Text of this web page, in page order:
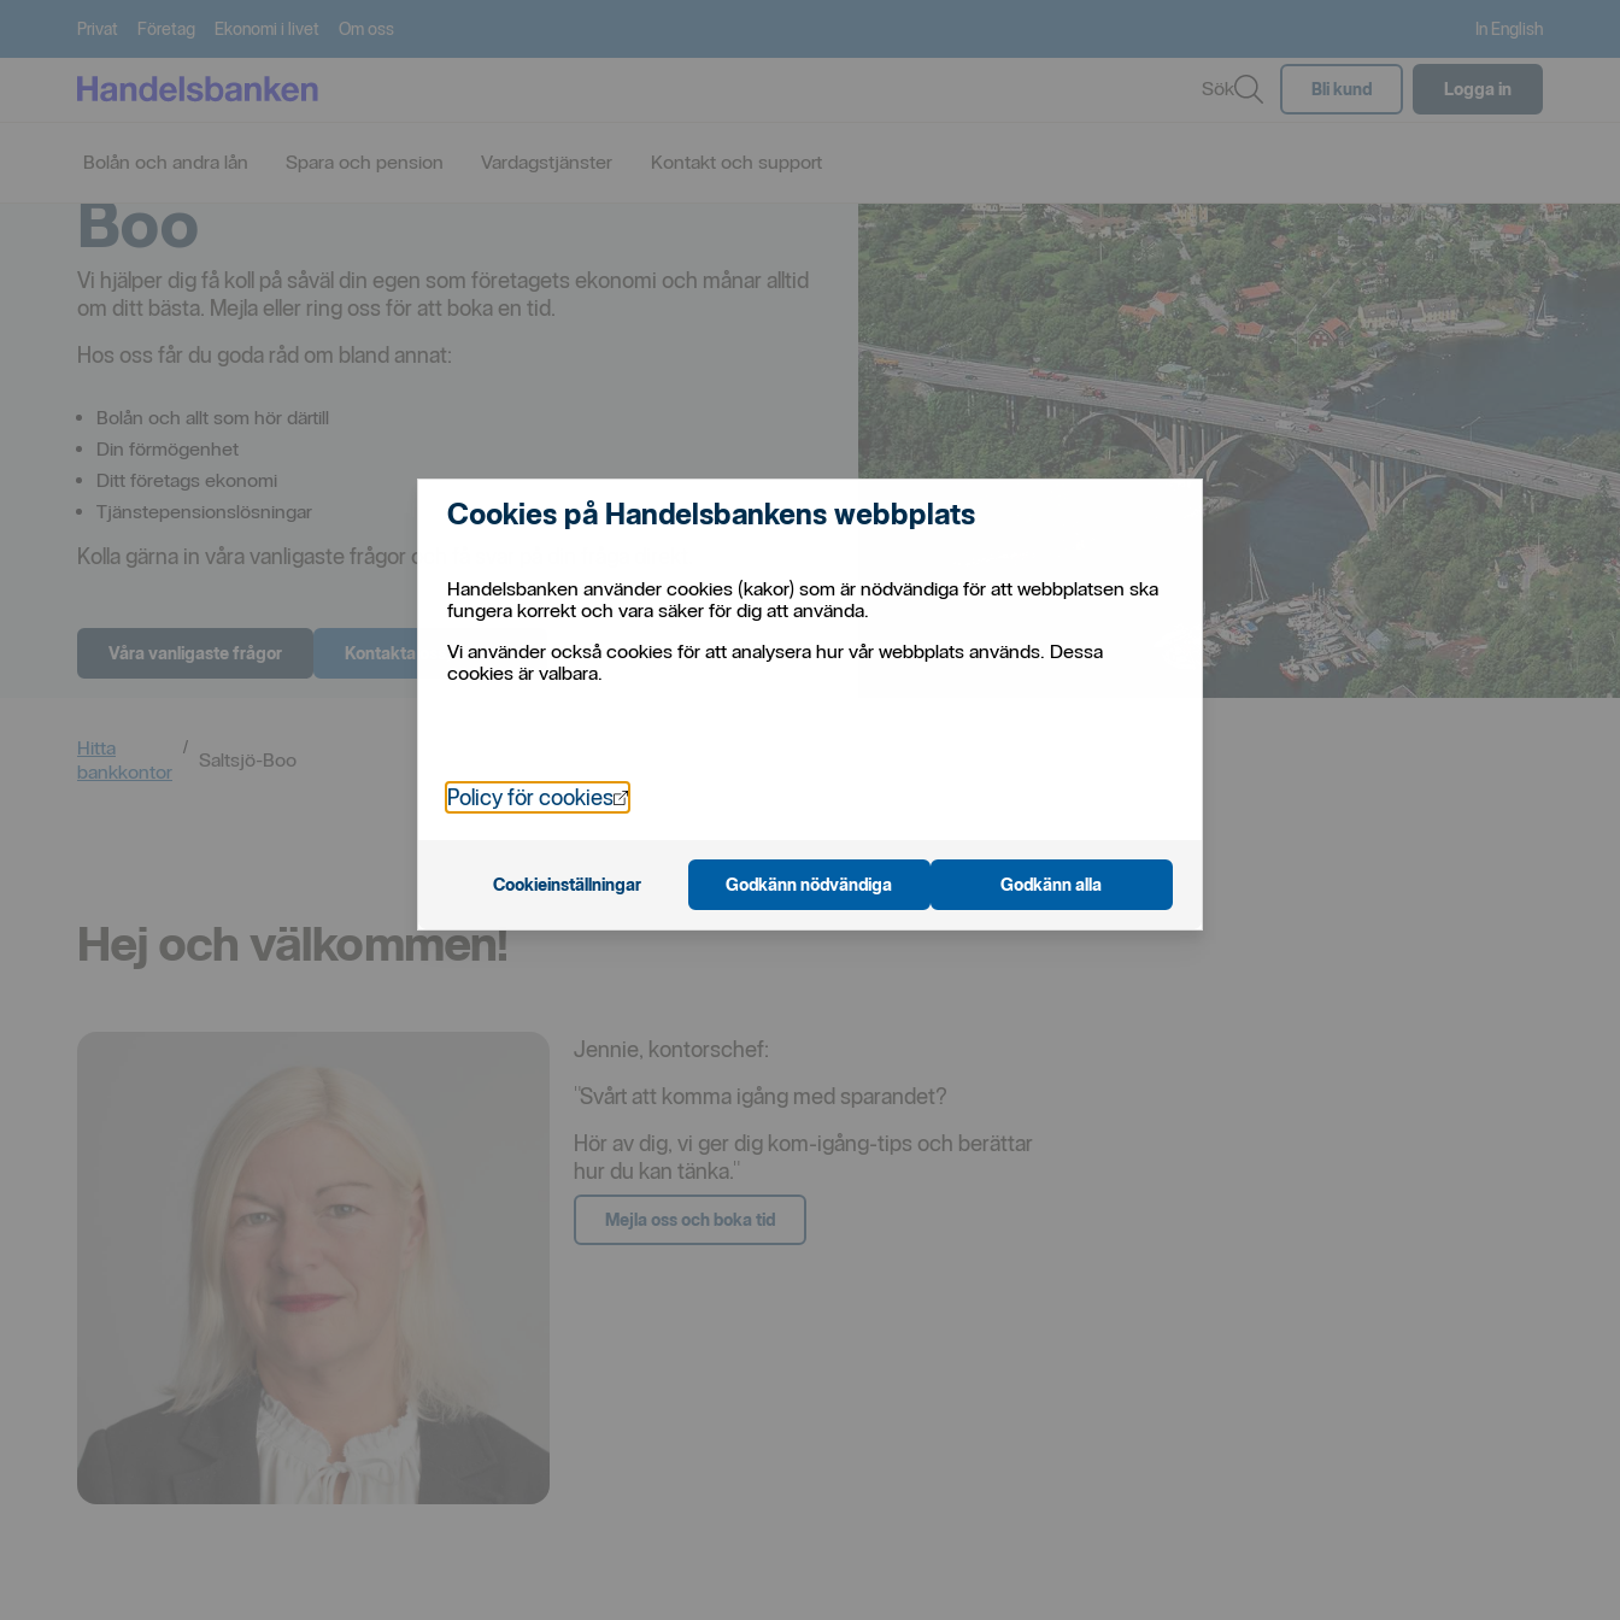
Cookies på Handelsbankens webbplats
Handelsbanken använder cookies (kakor) som är nödvändiga för att webbplatsen ska
fungera korrekt och vara säker för dig att använda.
Vi använder också cookies för att analysera hur vår webbplats används. Dessa
cookies är valbara.
Policy för cookies Öppnas i nytt fönster
Cookieinställningar Godkänn nödvändiga Godkänn alla
Privat Företag Ekonomi i livet Om oss In English
Sök Bli kund Logga in
Bolån och andra lån Spara och pension Vardagstjänster Kontakt och support
Handelsbanken Saltsjö-
Boo
Vi hjälper dig få koll på såväl din egen som företagets ekonomi och månar alltid
om ditt bästa. Mejla eller ring oss för att boka en tid.
Hos oss får du goda råd om bland annat:
Bolån och allt som hör därtill
Din förmögenhet
Ditt företags ekonomi
Tjänstepensionslösningar
Kolla gärna in våra vanligaste frågor och få svar på din fråga direkt.
Våra vanligaste frågor Kontakta oss, boka tid
Hitta
bankkontor
Saltsjö-Boo
Hej och välkommen!
Jennie, kontorschef:
"Svårt att komma igång med sparandet?
Hör av dig, vi ger dig kom-igång-tips och berättar
hur du kan tänka."
Mejla oss och boka tid